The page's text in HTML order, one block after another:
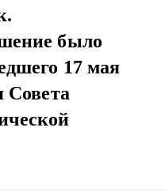
было
17 мая
Совета